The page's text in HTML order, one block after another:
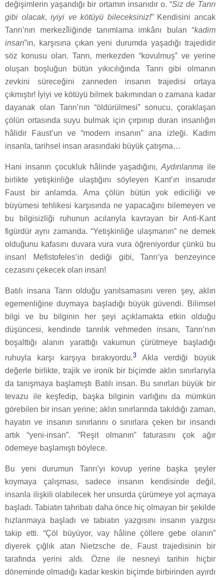
değişimlerin yaşandığı bir ortamın insanıdır o. “Siz de Tanrı
gibi olacak, iyiyi ve kötüyü bileceksiniz!” Kendisini ancak
Tanrı’nın merkezîliğinde tanımlama imkânı bulan “kadim
insan”ın, karşısına çıkan yeni durumda yaşadığı trajedidir
söz konusu olan. Tanrı, merkezden “kovulmuş” ve yerine
oluşan boşluğun bütün yıkıcılığında Tanrı gibi olmanın
zevkini süreceğini zanneden insanın trajedisi ortaya
çıkmıştır! İyiyi ve kötüyü bilmek bakımından o zamana kadar
dayanak olan Tanrı’nın “öldürülmesi” sonucu, çoraklaşan
çölün ortasında suyu bulmak için çırpınıp duran insanlığın
hâlidir Faust’un ve “modern insanın” ana izleği. Kadim
insanla, tarihsel insan arasındaki büyük çatışma…
Hani insanın çocukluk hâlinde yaşadığını,Aydınlanma ile
birlikte yetişkinliğe ulaştığını söyleyen Kant’ın insanıdır
Faust bir anlamda. Ama çölün bütün yok ediciliği ve
büyümesi tehlikesi karşısında ne yapacağını bilemeyen ve
bu bilgisizliği ruhunun acılarıyla kavrayan bir Anti-Kant
figürdür aynı zamanda. “Yetişkinliğe ulaşmanın” ne demek
olduğunu kafasını duvara vura vura öğreniyordur çünkü bu
insan! Mefistofeles’in dediği gibi, Tanrı’ya benzeyince
cezasını çekecek olan insan!
Batılı insana Tanrı olduğu yanılsamasını veren şey, aklın
egemenliğine duymaya başladığı büyük güvendi. Bilimsel
bilgi ve bu bilginin her şeyi açıklamakta etkin olduğu
düşüncesi, kendinde tanrılık vehmeden insanı, Tanrı’nın
boşalttığı alanın yarattığı vakumun çürütmeye başladığı
ruhuyla karşı karşıya bırakıyordu.3 Akla verdiği büyük
değerle birlikte, trajik ve ironik bir biçimde aklın sınırlarıyla
da tanışmaya başlamıştı Batılı insan. Bu sınırları büyük bir
tevazu ile keşfedip, başka bilginin varlığını da mümkün
görebilen bir insan yerine; aklın sınırlarında takıldığı zaman,
hayatın ve insanın sınırlarını o sınırlara çeken bir insandı
artık “yeni-insan”. “Reşit olmanın” faturasını çok ağır
ödemeye başlamıştı böylece.
Bu yeni durumun Tanrı’yı kovup yerine başka şeyler
koymaya çalışması, sadece insanın kendisinde değil,
insanla ilişkili olabilecek her unsurda çürümeye yol açmaya
başladı. Tabiatın tahribatı daha önce hiç olmayan bir şekilde
hızlanmaya başladı ve tabiatın yazgısını insanın yazgısı
takip etti. “Çöl büyüyor, vay hâline çöllere gebe olanın”
diyerek çığlık atan Nietzsche de, Faust trajedisinin bir
tarafında yerini aldı. Özne ile nesneyi tarihin hiçbir
döneminde olmadığı kadar keskin biçimde birbirinden ayırdı